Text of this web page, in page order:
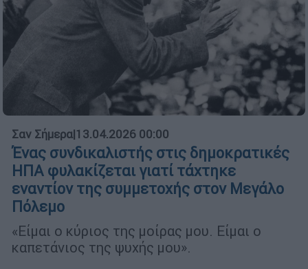
Σαν Σήμερα|13.04.2026 00:00
Ένας συνδικαλιστής στις δημοκρατικές
ΗΠΑ φυλακίζεται γιατί τάχτηκε
εναντίον της συμμετοχής στον Μεγάλο
Πόλεμο
«Είμαι ο κύριος της μοίρας μου. Είμαι ο
καπετάνιος της ψυχής μου».